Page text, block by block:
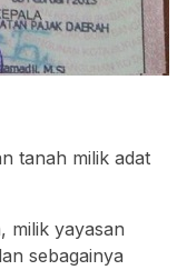
tanah milik adat
milik yayasan
sebagainya